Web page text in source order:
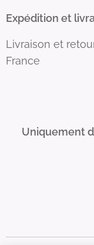
Expédition et
Livraison et
France
Uniquement